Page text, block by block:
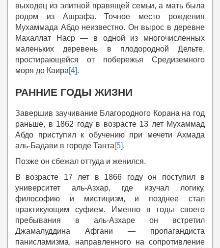
выходец из элитной правящей семьи, а мать была
родом из Ашрафа. Точное место рождения
Мухаммада Абдо неизвестно. Он вырос в деревне
Махаллат Наср — в одной из многочисленных
маленьких деревень в плодородной Дельте,
простирающейся от побережья Средиземного
моря до Каира[4].
РАННИЕ ГОДЫ ЖИЗНИ
Завершив заучивание Благородного Корана на год
раньше, в 1862 году в возрасте 13 лет Мухаммад
Абдо приступил к обучению при мечети Ахмада
аль-Бадави в городе Танта[5].
Позже он сбежал оттуда и женился.
В возрасте 17 лет в 1866 году он поступил в
университет аль-Азхар, где изучал логику,
философию и мистицизм, и позднее стал
практикующим суфием. Именно в годы своего
пребывания в аль-Азхаре он встретил
Джамалуддина Афгани — пропагандиста
панисламизма, направленного на сопротивление